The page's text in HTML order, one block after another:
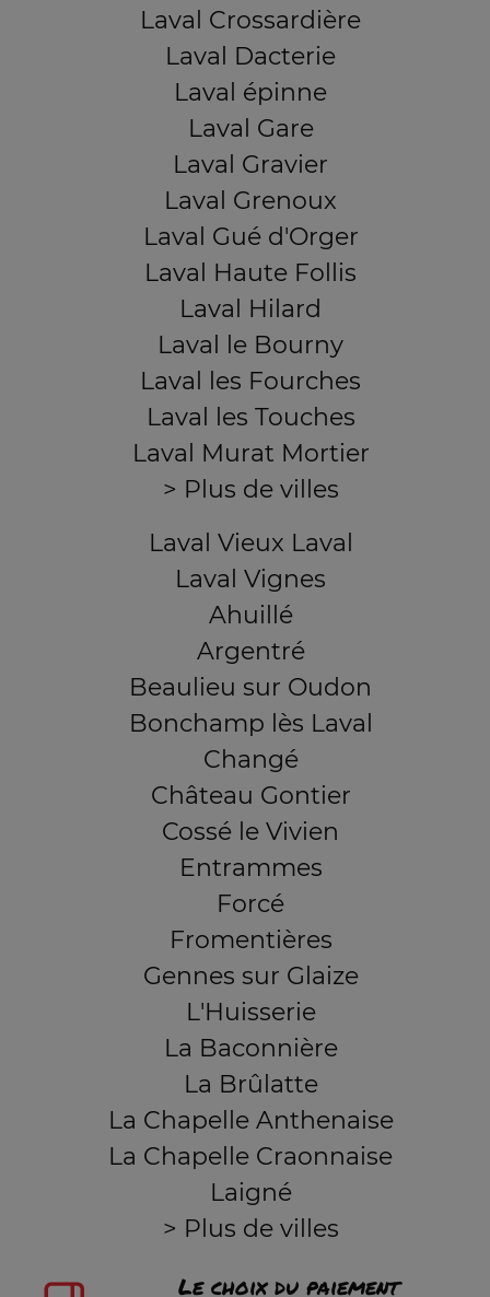
Laval Crossardière
Laval Dacterie
Laval épinne
Laval Gare
Laval Gravier
Laval Grenoux
Laval Gué d'Orger
Laval Haute Follis
Laval Hilard
Laval le Bourny
Laval les Fourches
Laval les Touches
Laval Murat Mortier
> Plus de villes
Laval Vieux Laval
Laval Vignes
Ahuillé
Argentré
Beaulieu sur Oudon
Bonchamp lès Laval
Changé
Château Gontier
Cossé le Vivien
Entrammes
Forcé
Fromentières
Gennes sur Glaize
L'Huisserie
La Baconnière
La Brûlatte
La Chapelle Anthenaise
La Chapelle Craonnaise
Laigné
> Plus de villes
Le choix du paiement